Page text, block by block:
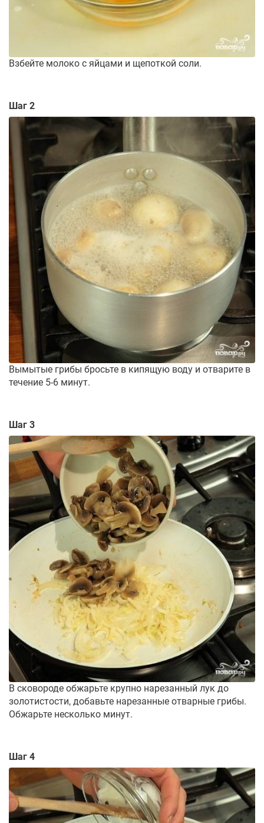
Взбейте молоко с яйцами и щепоткой соли.
Шаг 2
Вымытые грибы бросьте в кипящую воду и отварите в
течение 5-6 минут.
Шаг 3
В сковороде обжарьте крупно нарезанный лук до
золотистости, добавьте нарезанные отварные грибы.
Обжарьте несколько минут.
Шаг 4